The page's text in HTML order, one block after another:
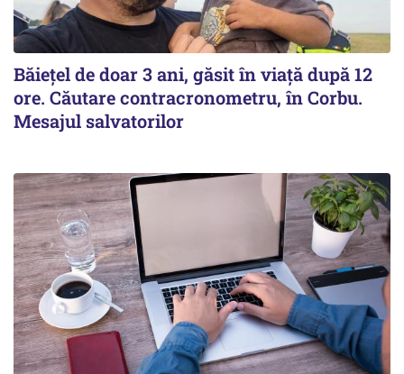
Băiețel de doar 3 ani, găsit în viață după 12
ore. Căutare contracronometru, în Corbu.
Mesajul salvatorilor